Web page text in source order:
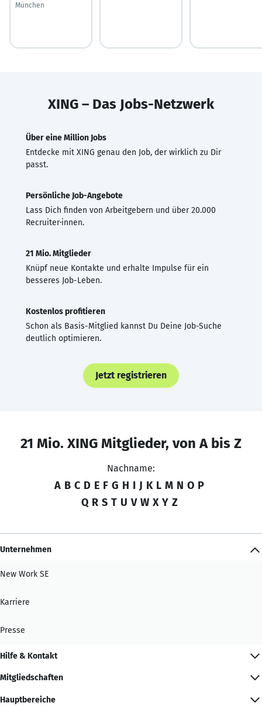
München
XING – Das Jobs-Netzwerk
Über eine Million Jobs
Entdecke mit XING genau den Job, der wirklich zu Dir
passt.
Persönliche Job-Angebote
Lass Dich finden von Arbeitgebern und über 20.000
Recruiter·innen.
21 Mio. Mitglieder
Knüpf neue Kontakte und erhalte Impulse für ein
besseres Job-Leben.
Kostenlos profitieren
Schon als Basis-Mitglied kannst Du Deine Job-Suche
deutlich optimieren.
Jetzt registrieren
21 Mio. XING Mitglieder, von A bis Z
Nachname:
A B C D E F G H I J K L M N O P
Q R S T U V W X Y Z
Unternehmen
New Work SE
Karriere
Presse
Hilfe & Kontakt
Mitgliedschaften
Hauptbereiche